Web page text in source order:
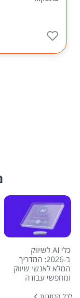
כלי AI לשיווק
ב-2026: המדריך
המלא לאנשי שיווק
ומחפשי עבודה